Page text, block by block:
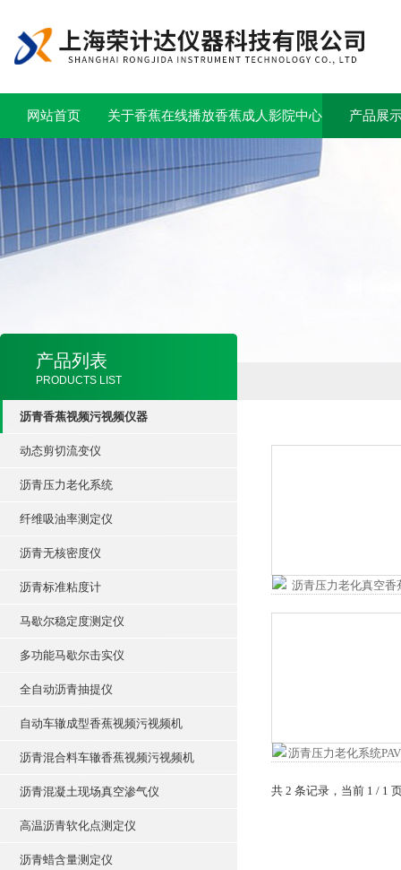
网站首页 关于香蕉在线播放香蕉成人影院中心 产品展
产品列表
PRODUCTS LIST
沥青香蕉视频污视频仪器
动态剪切流变仪
沥青压力老化系统
纤维吸油率测定仪
沥青无核密度仪
沥青标准粘度计
马歇尔稳定度测定仪
多功能马歇尔击实仪
全自动沥青抽提仪
自动车辙成型香蕉视频污视频机
沥青混合料车辙香蕉视频污视频机
沥青混凝土现场真空渗气仪
高温沥青软化点测定仪
沥青蜡含量测定仪
共 2 条记录，当前 1